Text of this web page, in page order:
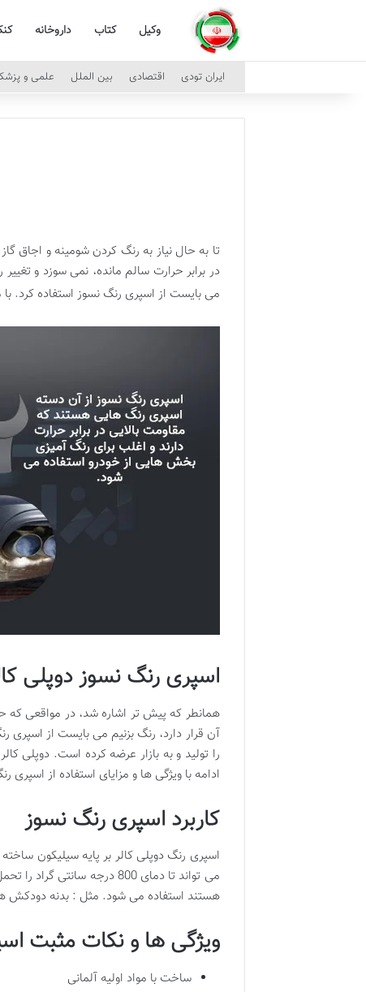
وکیل کتاب داروخانه
ایران تودی اقتصادی بین الملل علمی و
تا به حال نیاز به رنگ کردن شومینه و اجاق
در برابر حرارت سالم مانده، نمی سوزد و
می بایست از اسپری رنگ نسوز استفاده کرد. با
اسپری رنگ نسوز دوپلی
همانطر که پیش تر اشاره شد، در مواقعی که
آن قرار دارد، رنگ بزنیم می بایست از اسپری
را تولید و به بازار عرضه کرده است. دوپلی
ادامه با ویژگی ها و مزایای استفاده از
کاربرد اسپری رنگ نسوز
اسپری رنگ دوپلی کالر بر پایه سیلیکون
هستند استفاده می شود. مثل : بدنه دودکش ها،
ویژگی ها و نکات مثبت
ساخت با مواد اولیه آلمانی